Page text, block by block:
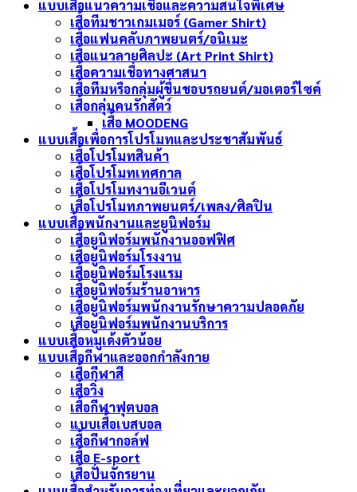
แบบเสื้อแนวความเชื่อและความสนใจพิเศษ
เสื้อทีมชาวเกมเมอร์ (Gamer Shirt)
เสื้อแฟนคลับภาพยนตร์/อนิเมะ
เสื้อแนวลายศิลปะ (Art Print Shirt)
เสื้อความเชื่อทางศาสนา
เสื้อทีมหรือกลุ่มผู้ชื่นชอบรถยนต์/มอเตอร์ไซค์
เสื้อกลุ่มคนรักสัตว์
เสื้อ MOODENG
แบบเสื้อเพื่อการโปรโมทและประชาสัมพันธ์
เสื้อโปรโมทสินค้า
เสื้อโปรโมทเทศกาล
เสื้อโปรโมทงานอีเวนต์
เสื้อโปรโมทภาพยนตร์/เพลง/ศิลปิน
แบบเสื้อพนักงานและยูนิฟอร์ม
เสื้อยูนิฟอร์มพนักงานออฟฟิศ
เสื้อยูนิฟอร์มโรงงาน
เสื้อยูนิฟอร์มโรงแรม
เสื้อยูนิฟอร์มร้านอาหาร
เสื้อยูนิฟอร์มพนักงานรักษาความปลอดภัย
เสื้อยูนิฟอร์มพนักงานบริการ
แบบเสื้อหมูเด้งตัวน้อย
แบบเสื้อกีฬาและออกกำลังกาย
เสื้อกีฬาสี
เสื้อวิ่ง
เสื้อกีฬาฟุตบอล
แบบเสื้อเบสบอล
เสื้อกีฬากอล์ฟ
เสื้อ E-sport
เสื้อปั่นจักรยาน